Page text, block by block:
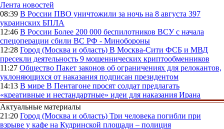
Лента новостей
08:39 В России ПВО уничтожили за ночь на 8 августа 397
украинских БПЛА
12:46 В России Более 200 000 беспилотников ВСУ с начала
спецоперации сбили ВС РФ - Минобороны
12:28 Город (Москва и область) В Москва-Сити ФСБ и МВД
пресекли деятельность 9 мошеннических криптообменников
11:27 Общество Пакет законов об ограничениях для релокантов,
уклоняющихся от наказания подписан президентом
14:13 В мире В Пентагоне просят солдат предлагать
«креативные и нестандартные» идеи для наказания Ирана
Актуальные материалы
21:20 Город (Москва и область) Три человека погибли при
взрыве у кафе на Кудринской площади – полиция